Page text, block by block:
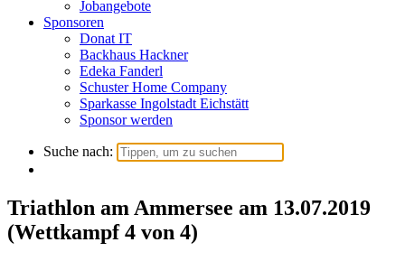
Jobangebote
Sponsoren
Donat IT
Backhaus Hackner
Edeka Fanderl
Schuster Home Company
Sparkasse Ingolstadt Eichstätt
Sponsor werden
Suche nach:
Triathlon am Ammersee am 13.07.2019
(Wettkampf 4 von 4)